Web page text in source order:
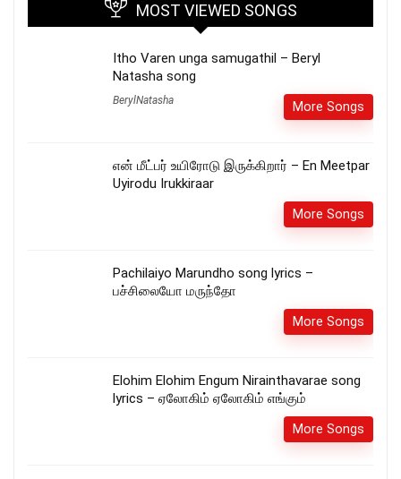
MOST VIEWED SONGS
Itho Varen unga samugathil – Beryl
Natasha song
BerylNatasha More Songs
என் மீட்பர் உயிரோடு இருக்கிறார் – En Meetpar
Uyirodu Irukkiraar
More Songs
Pachilaiyo Marundho song lyrics –
பச்சிலையோ மருந்தோ
More Songs
Elohim Elohim Engum Nirainthavarae song
lyrics – ஏலோகிம் ஏலோகிம் எங்கும்
More Songs